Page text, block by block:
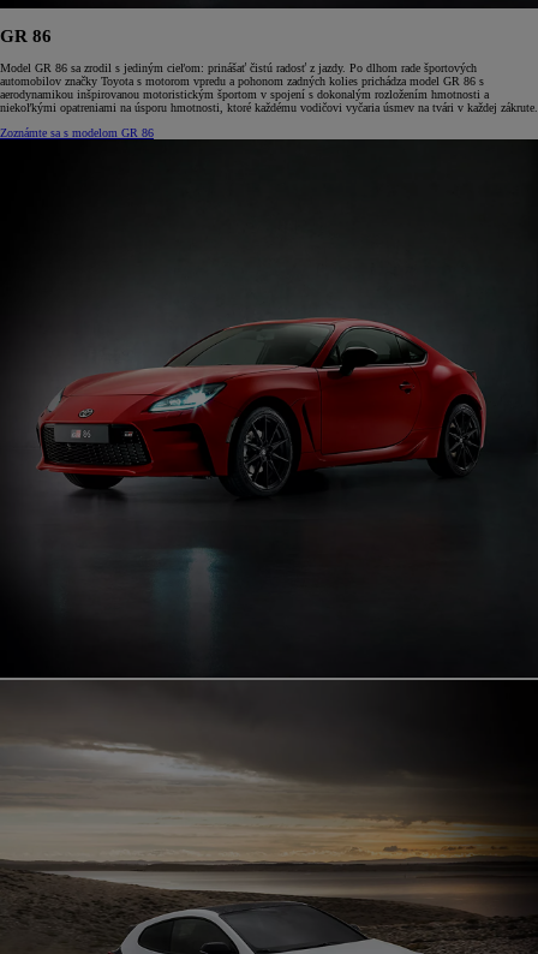
GR 86
Model GR 86 sa zrodil s jediným cieľom: prinášať čistú radosť z jazdy. Po dlhom rade športových
automobilov značky Toyota s motorom vpredu a pohonom zadných kolies prichádza model GR 86 s
aerodynamikou inšpirovanou motoristickým športom v spojení s dokonalým rozložením hmotnosti a
niekoľkými opatreniami na úsporu hmotnosti, ktoré každému vodičovi vyčaria úsmev na tvári v každej zákrute.
Zoznámte sa s modelom GR 86